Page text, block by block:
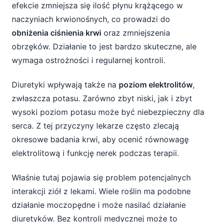
efekcie zmniejsza się ilość płynu krążącego w
naczyniach krwionośnych, co prowadzi do
obniżenia ciśnienia krwi oraz zmniejszenia
obrzęków. Działanie to jest bardzo skuteczne, ale
wymaga ostrożności i regularnej kontroli.
Diuretyki wpływają także na poziom elektrolitów,
zwłaszcza potasu. Zarówno zbyt niski, jak i zbyt
wysoki poziom potasu może być niebezpieczny dla
serca. Z tej przyczyny lekarze często zlecają
okresowe badania krwi, aby ocenić równowagę
elektrolitową i funkcję nerek podczas terapii.
Właśnie tutaj pojawia się problem potencjalnych
interakcji ziół z lekami. Wiele roślin ma podobne
działanie moczopędne i może nasilać działanie
diuretyków. Bez kontroli medycznej może to